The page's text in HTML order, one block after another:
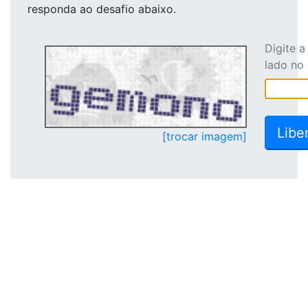
responda ao desafio abaixo.
[trocar imagem]
Digite
lado no